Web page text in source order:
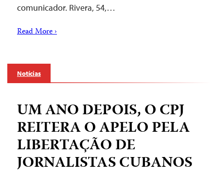
comunicador. Rivera, 54,…
Read More ›
Notícias
UM ANO DEPOIS, O CPJ
REITERA O APELO PELA
LIBERTAÇÃO DE
JORNALISTAS CUBANOS